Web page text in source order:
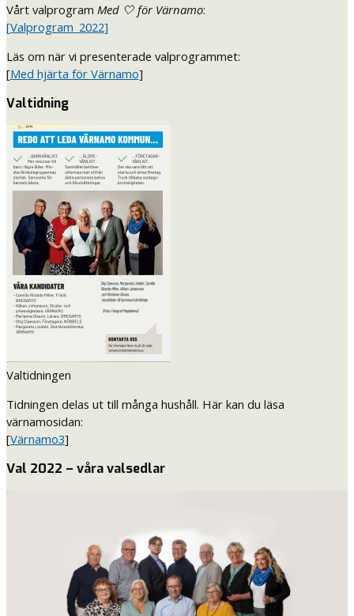
Vårt valprogram Med 🤍 för Värnamo:
[Valprogram_2022]
Läs om när vi presenterade valprogrammet:
[Med hjärta för Värnamo]
Valtidning
Valtidningen
Tidningen delas ut till många hushåll. Här kan du läsa
värnamosidan:
[Värnamo3]
Val 2022 – våra valsedlar